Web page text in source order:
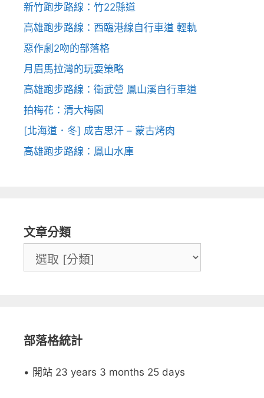
新竹跑步路線：竹22縣道
高雄跑步路線：西臨港線自行車道 輕軌
惡作劇2吻的部落格
月眉馬拉灣的玩耍策略
高雄跑步路線：衛武營 鳳山溪自行車道
拍梅花：清大梅園
[北海道．冬] 成吉思汗 – 蒙古烤肉
高雄跑步路線：鳳山水庫
文章分類
部落格統計
• 開站 23 years 3 months 25 days